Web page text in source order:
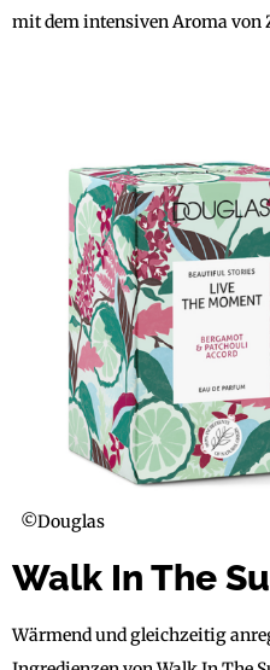
mit dem intensiven Aroma von
©Douglas
Walk In The
Wärmend und gleichzeitig